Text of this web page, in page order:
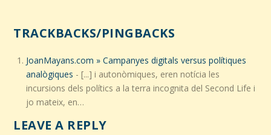
TRACKBACKS/PINGBACKS
JoanMayans.com » Campanyes digitals versus polítiques
analògiques - [...] i autonòmiques, eren notícia les
incursions dels polítics a la terra incognita del Second Life i
jo mateix, en…
LEAVE A REPLY